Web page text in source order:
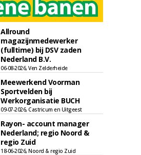
Allround
magazijnmedewerker
(fulltime) bij DSV zaden
Nederland B.V.
06-08-2026, Ven Zelderheide
Meewerkend Voorman
Sportvelden bij
Werkorganisatie BUCH
09-07-2026, Castricum en Uitgeest
Rayon- account manager
Nederland; regio Noord &
regio Zuid
18-06-2026, Noord & regio Zuid